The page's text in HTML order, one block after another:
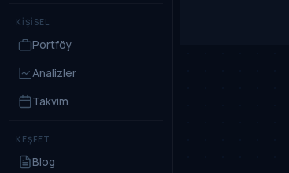
KİŞİSEL
Portföy
Analizler
Takvim
KEŞFET
Blog